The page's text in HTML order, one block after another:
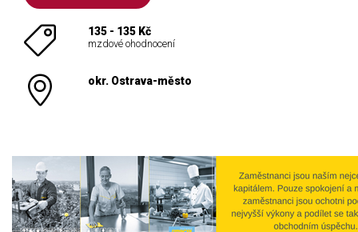
135 - 135 Kč
mzdové ohodnocení
okr. Ostrava-město